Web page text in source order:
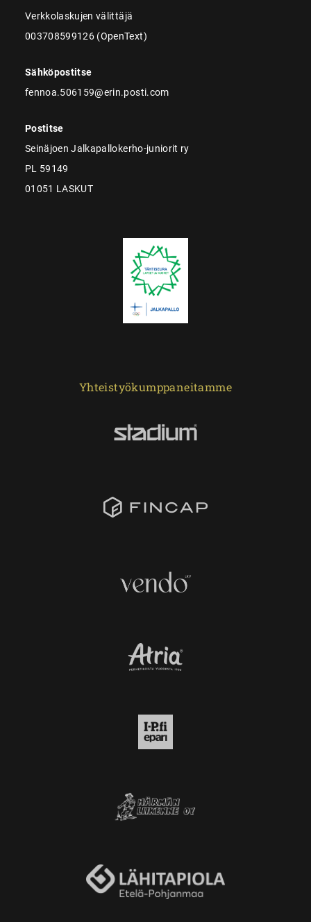
Verkkolaskujen välittäjä
003708599126 (OpenText)
Sähköpostitse
fennoa.506159@erin.posti.com
Postitse
Seinäjoen Jalkapallokerho-juniorit ry
PL 59149
01051 LASKUT
Yhteistyökumppaneitamme